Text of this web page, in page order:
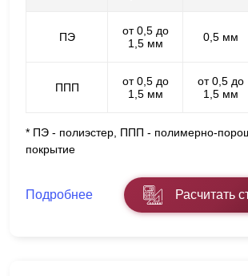
ПЭ
от 0,5 до
1,5 мм
0,5 мм
ППП
от 0,5 до
1,5 мм
от 0,5 до
1,5 мм
* ПЭ - полиэстер, ППП - полимерно-
покрытие
Подробнее Расчитать